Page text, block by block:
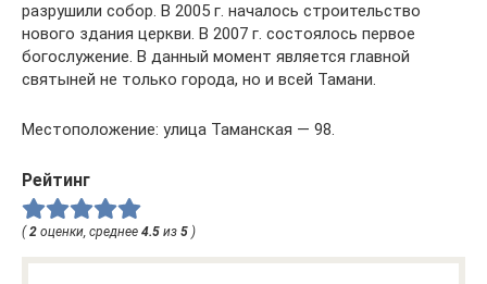
разрушили собор. В 2005 г. началось строительство
нового здания церкви. В 2007 г. состоялось первое
богослужение. В данный момент является главной
святыней не только города, но и всей Тамани.
Местоположение: улица Таманская — 98.
Рейтинг
(2 оценки, среднее 4.5 из 5 )